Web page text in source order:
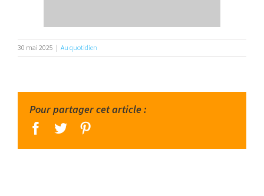
30 mai 2025 | Au quotidien
Pour partager cet article :
facebook
twitter